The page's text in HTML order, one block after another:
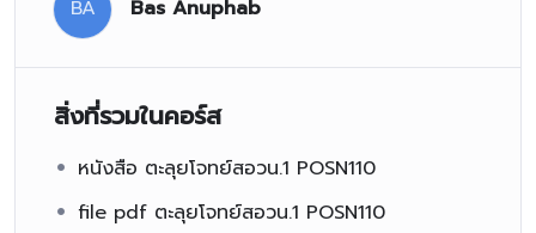
BA Bas Anuphab
สิ่งที่รวมในคอร์ส
หนังสือ ตะลุยโจทย์สอวน.1 POSN110
file pdf ตะลุยโจทย์สอวน.1 POSN110